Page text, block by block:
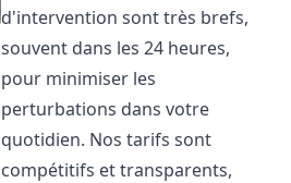
d'intervention sont très brefs,
souvent dans les 24 heures,
pour minimiser les
perturbations dans votre
quotidien. Nos tarifs sont
compétitifs et transparents,